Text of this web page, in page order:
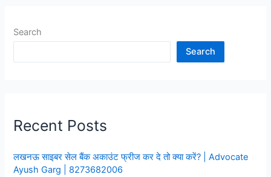
करें?
Search
Search
Recent Posts
लखनऊ साइबर सेल बैंक अकाउंट फ्रीज कर दे तो क्या करें? | Advocate
Ayush Garg | 8273682006